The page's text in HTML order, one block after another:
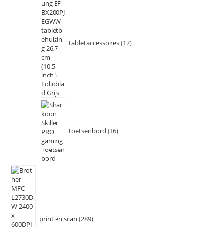
tabletaccessoires 17
toetsenbord 16
print en scan 289